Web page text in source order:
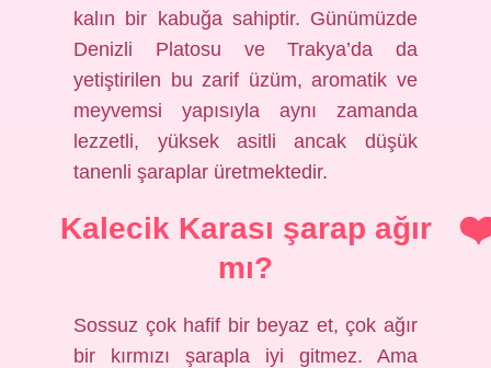
kalın bir kabuğa sahiptir. Günümüzde
Denizli Platosu ve Trakya’da da
yetiştirilen bu zarif üzüm, aromatik ve
meyvemsi yapısıyla aynı zamanda
lezzetli, yüksek asitli ancak düşük
tanenli şaraplar üretmektedir.
Kalecik Karası şarap ağır
mı?
Sossuz çok hafif bir beyaz et, çok ağır
bir kırmızı şarapla iyi gitmez. Ama